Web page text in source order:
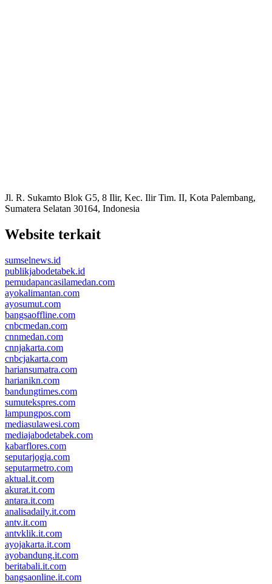
Jl. R. Sukamto Blok G5, 8 Ilir, Kec. Ilir Tim. II, Kota Palembang,
Sumatera Selatan 30164, Indonesia
Website terkait
sumselnews.id
publikjabodetabek.id
pemudapancasilamedan.com
ayokalimantan.com
ayosumut.com
bangsaoffline.com
cnbcmedan.com
cnnmedan.com
cnnjakarta.com
cnbcjakarta.com
hariansumatra.com
harianikn.com
bandungtimes.com
sumutekspres.com
lampungpos.com
mediasulawesi.com
mediajabodetabek.com
kabarflores.com
seputarjogja.com
seputarmetro.com
aktual.it.com
akurat.it.com
antara.it.com
analisadaily.it.com
antv.it.com
antvklik.it.com
ayojakarta.it.com
ayobandung.it.com
beritabali.it.com
bangsaonline.it.com